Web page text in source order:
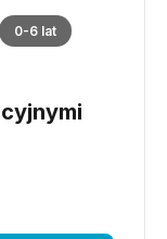
0-6 lat